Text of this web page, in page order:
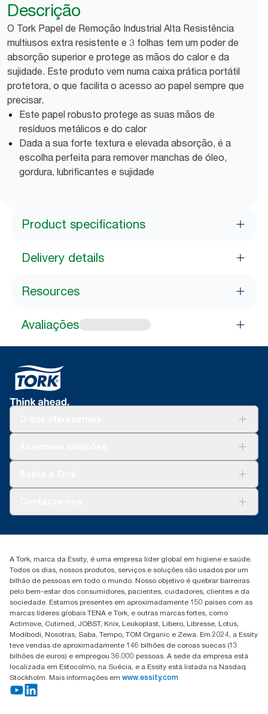
Descrição
O Tork Papel de Remoção Industrial Alta Resistência
multiusos extra resistente e 3 folhas tem um poder de
absorção superior e protege as mãos do calor e da
sujidade. Este produto vem numa caixa prática portátil
protetora, o que facilita o acesso ao papel sempre que
precisar.
Este papel robusto protege as suas mãos de
resíduos metálicos e do calor
Dada a sua forte textura e elevada absorção, é a
escolha perfeita para remover manchas de óleo,
gordura, lubrificantes e sujidade
Product specifications
Delivery details
Resources
Avaliações
+351 218 985 110
A Tork, marca da Essity, é uma empresa líder global em higiene e saúde.
Todos os dias, nossos produtos, serviços e soluções são usados por um
bilhão de pessoas em todo o mundo. Nosso objetivo é quebrar barreiras
pelo bem-estar dos consumidores, pacientes, cuidadores, clientes e da
sociedade. Estamos presentes em aproximadamente 150 países com as
marcas líderes globais TENA e Tork, e outras marcas fortes, como
Actimove, Cutimed, JOBST, Knix, Leukoplast, Libero, Libresse, Lotus,
Modibodi, Nosotras, Saba, Tempo, TOM Organic e Zewa. Em 2024, a Essity
teve vendas de aproximadamente 146 bilhões de coroas suecas (13
bilhões de euros) e empregou 36.000 pessoas. A sede da empresa está
localizada em Estocolmo, na Suécia, e a Essity está listada na Nasdaq
Stockholm. Mais informações em www.essity.com